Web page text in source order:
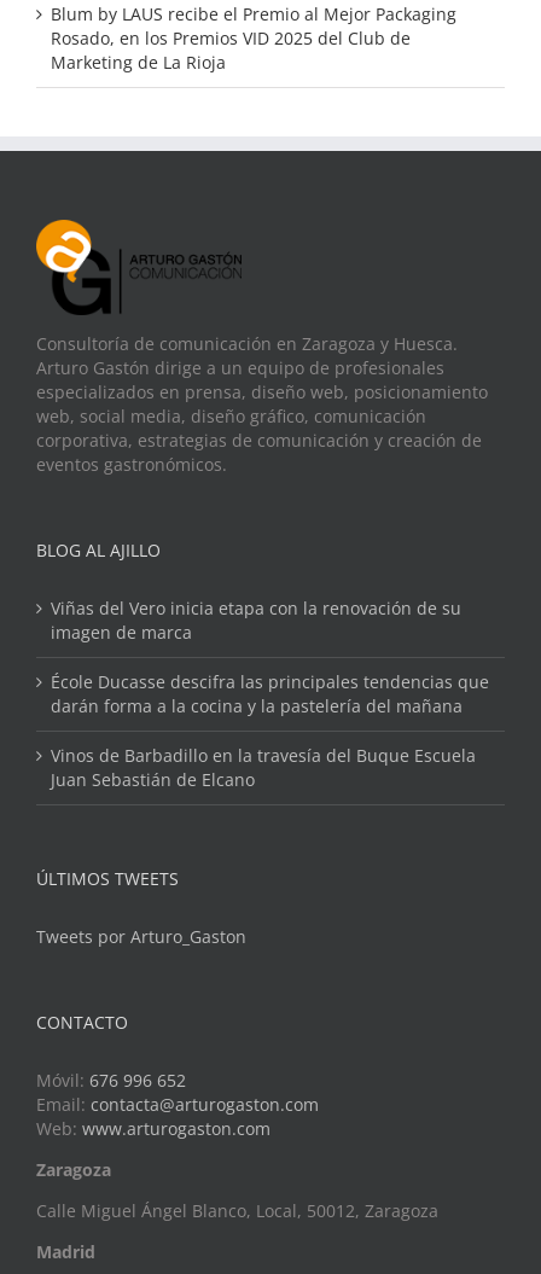
Blum by LAUS recibe el Premio al Mejor Packaging
Rosado, en los Premios VID 2025 del Club de
Marketing de La Rioja
Consultoría de comunicación en Zaragoza y Huesca.
Arturo Gastón dirige a un equipo de profesionales
especializados en prensa, diseño web, posicionamiento
web, social media, diseño gráfico, comunicación
corporativa, estrategias de comunicación y creación de
eventos gastronómicos.
BLOG AL AJILLO
Viñas del Vero inicia etapa con la renovación de su
imagen de marca
École Ducasse descifra las principales tendencias que
darán forma a la cocina y la pastelería del mañana
Vinos de Barbadillo en la travesía del Buque Escuela
Juan Sebastián de Elcano
ÚLTIMOS TWEETS
Tweets por Arturo_Gaston
CONTACTO
Móvil: 676 996 652
Email: contacta@arturogaston.com
Web: www.arturogaston.com
Zaragoza
Calle Miguel Ángel Blanco, Local, 50012, Zaragoza
Madrid